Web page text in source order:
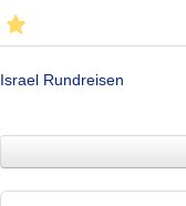
Israel Rundreisen